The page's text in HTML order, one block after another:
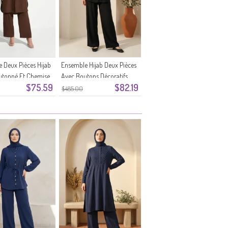
$75.59
Deux Pièces Hijab
Et Chemise
$485.00 $82.19
Ensemble Hijab Deux Pièces
Avec Boutons Décoratifs
2301-06 Noir